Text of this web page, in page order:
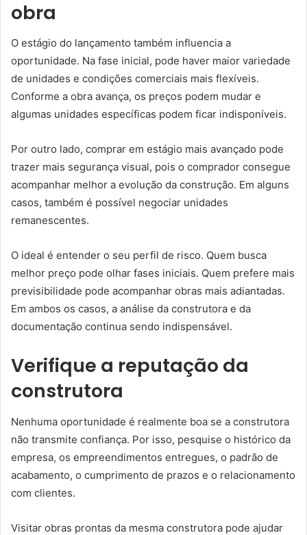
obra
O estágio do lançamento também influencia a
oportunidade. Na fase inicial, pode haver maior variedade
de unidades e condições comerciais mais flexíveis.
Conforme a obra avança, os preços podem mudar e
algumas unidades específicas podem ficar indisponíveis.
Por outro lado, comprar em estágio mais avançado pode
trazer mais segurança visual, pois o comprador consegue
acompanhar melhor a evolução da construção. Em alguns
casos, também é possível negociar unidades
remanescentes.
O ideal é entender o seu perfil de risco. Quem busca
melhor preço pode olhar fases iniciais. Quem prefere mais
previsibilidade pode acompanhar obras mais adiantadas.
Em ambos os casos, a análise da construtora e da
documentação continua sendo indispensável.
Verifique a reputação da
construtora
Nenhuma oportunidade é realmente boa se a construtora
não transmite confiança. Por isso, pesquise o histórico da
empresa, os empreendimentos entregues, o padrão de
acabamento, o cumprimento de prazos e o relacionamento
com clientes.
Visitar obras prontas da mesma construtora pode ajudar